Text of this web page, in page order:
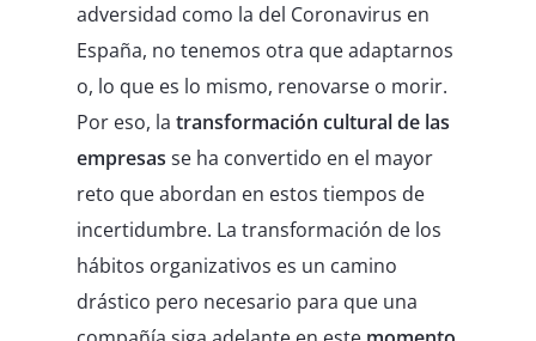
adversidad como la del Coronavirus en
España, no tenemos otra que adaptarnos
o, lo que es lo mismo, renovarse o morir.
Por eso, latransformación cultural de las
empresas se ha convertido en el mayor
reto que abordan en estos tiempos de
incertidumbre. La transformación de los
hábitos organizativos es un camino
drástico pero necesario para que una